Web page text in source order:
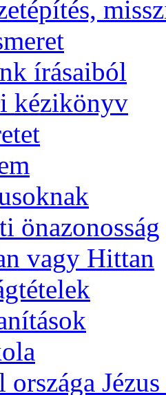
írásaiból
kézikönyv
önazonosság
vagy Hittan
országa